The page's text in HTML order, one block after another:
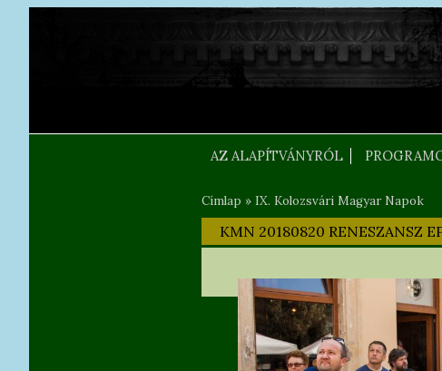
AZ ALAPÍTVÁNYRÓL
Jelenlegi hely
Címlap » IX. Kolozsvári Magyar Napok
KMN 20180820 RENESZANSZ